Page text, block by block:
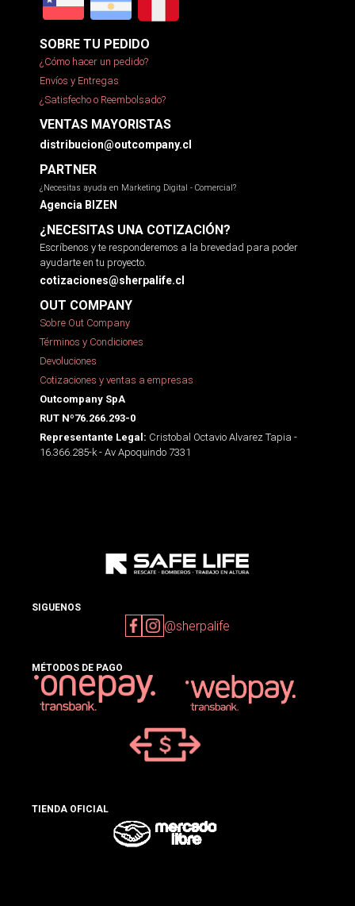
SOBRE TU PEDIDO
¿Cómo hacer un pedido?
Envíos y Entregas
¿Satisfecho o Reembolsado?
VENTAS MAYORISTAS
distribucion@outcompany.cl
PARTNER
¿Necesitas ayuda en Marketing Digital - Comercial?
Agencia BIZEN
¿NECESITAS UNA COTIZACIÓN?
Escríbenos y te responderemos a la brevedad para poder
ayudarte en tu proyecto.
cotizaciones@sherpalife.cl
OUT COMPANY
Sobre Out Company
Términos y Condiciones
Devoluciones
Cotizaciones y ventas a empresas
Outcompany SpA
RUT Nº76.266.293-0
Representante Legal: Cristobal Octavio Alvarez Tapia -
16.366.285-k - Av Apoquindo 7331
SIGUENOS
@sherpalife
MÉTODOS DE PAGO
TIENDA OFICIAL